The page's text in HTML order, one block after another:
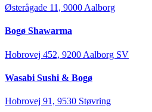
Østerågade 11, 9000 Aalborg
Bogø Shawarma
Hobrovej 452, 9200 Aalborg SV
Wasabi Sushi & Bogø
Hobrovej 91, 9530 Støvring